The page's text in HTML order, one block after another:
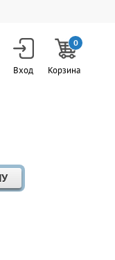
Вход
0
Корзина